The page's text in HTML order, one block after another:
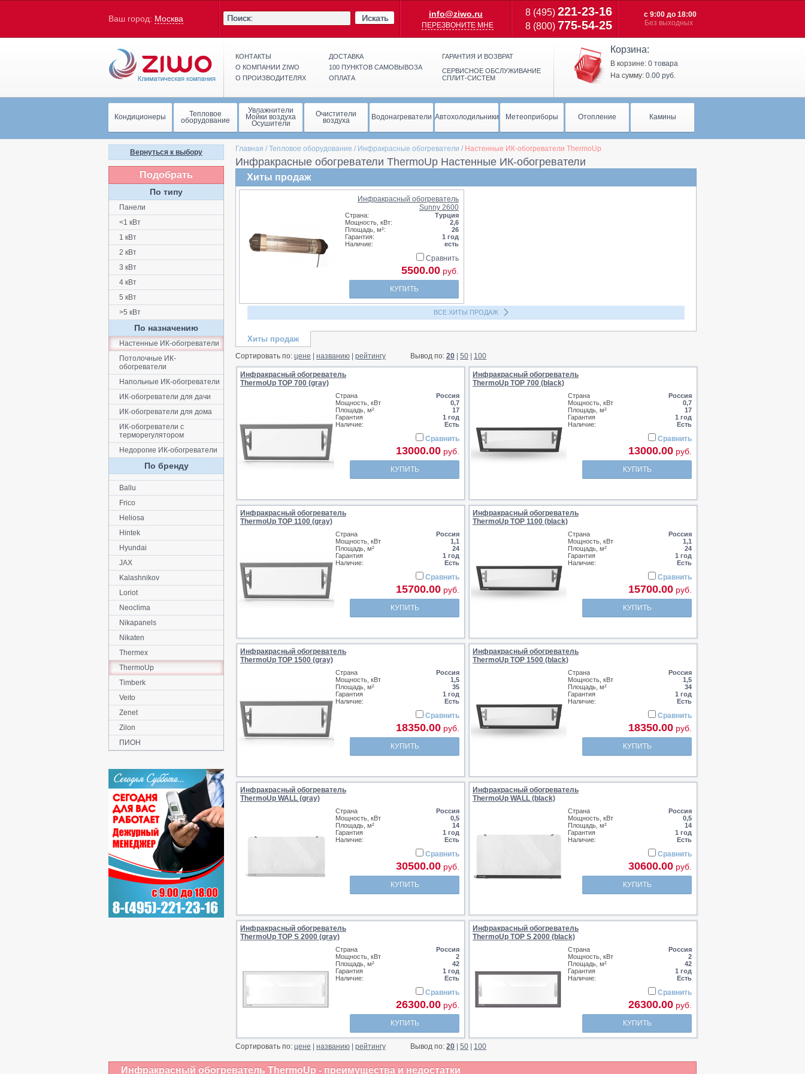
Ваш город: Москва Искать info@ziwo.ru
ПЕРЕЗВОНИТЕ МНЕ
8 (495) 221-23-16
8 (800) 775-54-25
c 9:00 до 18:00
Без выходных
КОНТАКТЫ
О КОМПАНИИ ZIWO
О ПРОИЗВОДИТЕЛЯХ
ДОСТАВКА
100 ПУНКТОВ САМОВЫВОЗА
ОПЛАТА
ГАРАНТИЯ И ВОЗВРАТ
СЕРВИСНОЕ ОБСЛУЖИВАНИЕ
СПЛИТ-СИСТЕМ
Корзина:
В корзине: 0 товара
На сумму: 0.00 руб.
Кондиционеры Тепловое
оборудование
Увлажнители
Мойки воздуха
Осушители
Очистители
воздуха Водонагреватели Автохолодильники Метеоприборы Отопление Камины
Главная / Тепловое оборудование / Инфракрасные обогреватели / Настенные ИК-обогреватели ThermoUp
Инфракрасные обогреватели ThermoUp Настенные ИК-обогреватели
Хиты продаж
Инфракрасный обогреватель
Sunny 2600
Страна:
Турция
Мощность, кВт:
2,6
Площадь, м²:
26
Гарантия:
1 год
Наличие:
есть
Сравнить
5500.00 руб.
КУПИТЬ
ВСЕ ХИТЫ ПРОДАЖ
Хиты продаж
Сортировать по: цене названию рейтингу Вывод по: 20 50 100
Инфракрасный обогреватель
ThermoUp TOP 700 (gray)
Страна
Россия
Мощность, кВт
0,7
Площадь, м²
17
Гарантия
1 год
Наличие:
Есть
Сравнить
13000.00 руб.
КУПИТЬ
Инфракрасный обогреватель
ThermoUp TOP 700 (black)
Страна
Россия
Мощность, кВт
0,7
Площадь, м²
17
Гарантия
1 год
Наличие:
Есть
Сравнить
13000.00 руб.
КУПИТЬ
Инфракрасный обогреватель
ThermoUp TOP 1100 (gray)
Страна
Россия
Мощность, кВт
1,1
Площадь, м²
24
Гарантия
1 год
Наличие:
Есть
Сравнить
15700.00 руб.
КУПИТЬ
Инфракрасный обогреватель
ThermoUp TOP 1100 (black)
Страна
Россия
Мощность, кВт
1,1
Площадь, м²
24
Гарантия
1 год
Наличие:
Есть
Сравнить
15700.00 руб.
КУПИТЬ
Инфракрасный обогреватель
ThermoUp TOP 1500 (gray)
Страна
Россия
Мощность, кВт
1,5
Площадь, м²
35
Гарантия
1 год
Наличие:
Есть
Сравнить
18350.00 руб.
КУПИТЬ
Инфракрасный обогреватель
ThermoUp TOP 1500 (black)
Страна
Россия
Мощность, кВт
1,5
Площадь, м²
34
Гарантия
1 год
Наличие:
Есть
Сравнить
18350.00 руб.
КУПИТЬ
Инфракрасный обогреватель
ThermoUp WALL (gray)
Страна
Россия
Мощность, кВт
0,5
Площадь, м²
14
Гарантия
1 год
Наличие:
Есть
Сравнить
30500.00 руб.
КУПИТЬ
Инфракрасный обогреватель
ThermoUp WALL (black)
Страна
Россия
Мощность, кВт
0,5
Площадь, м²
14
Гарантия
1 год
Наличие:
Есть
Сравнить
30600.00 руб.
КУПИТЬ
Инфракрасный обогреватель
ThermoUp TOP S 2000 (gray)
Страна
Россия
Мощность, кВт
2
Площадь, м²
42
Гарантия
1 год
Наличие:
Есть
Сравнить
26300.00 руб.
КУПИТЬ
Инфракрасный обогреватель
ThermoUp TOP S 2000 (black)
Страна
Россия
Мощность, кВт
2
Площадь, м²
42
Гарантия
1 год
Наличие:
Есть
Сравнить
26300.00 руб.
КУПИТЬ
Сортировать по: цене названию рейтингу Вывод по: 20 50 100
Вернуться к выбору
Подобрать
По типу
Панели
<1 кВт
1 кВт
2 кВт
3 кВт
4 кВт
5 кВт
>5 кВт
По назначению
Настенные ИК-обогреватели
Потолочные ИК-
обогреватели
Напольные ИК-обогреватели
ИК-обогреватели для дачи
ИК-обогреватели для дома
ИК-обогреватели с
терморегулятором
Недорогие ИК-обогреватели
По бренду
Ballu
Frico
Heliosa
Hintek
Hyundai
JAX
Kalashnikov
Loriot
Neoclima
Nikapanels
Nikaten
Thermex
ThermoUp
Timberk
Veito
Zenet
Zilon
ПИОН
Инфракрасный обогреватель ThermoUp - преимущества и недостатки